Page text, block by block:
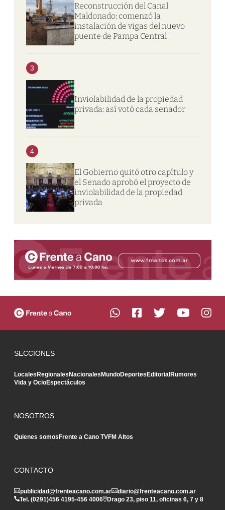
Reconstrucción del Canal
Maldonado: comenzó la
instalación de vigas del nuevo
puente de Pampa Central
3
Inviolabilidad de la propiedad
privada: así votó cada senador
4
El Gobierno quitó otro capítulo y
el Senado aprobó el proyecto de
inviolabilidad de la propiedad
privada
SECCIONES
LocalesRegionalesNacionalesMundoDeportesEditorialRumores
Vida y OcioEspectáculos
NOSOTROS
Quienes somosFrente a Cano TVFM Altos
CONTACTO
publicidad@frenteacano.com.ar
diario@frenteacano.com.ar
Tel. (0291)456 4195-456 4006 Drago 23, piso 11, oficinas 6, 7 y 8